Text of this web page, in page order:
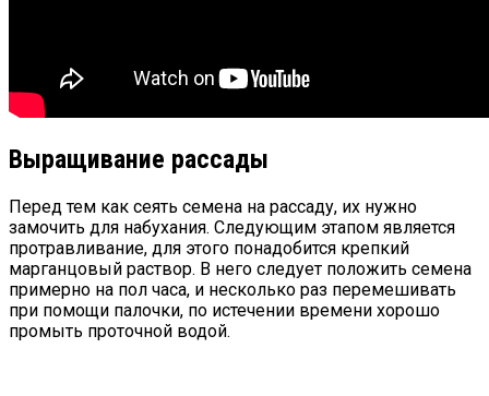
Выращивание рассады
Перед тем как сеять семена на рассаду, их нужно
замочить для набухания. Следующим этапом является
протравливание, для этого понадобится крепкий
марганцовый раствор. В него следует положить семена
примерно на пол часа, и несколько раз перемешивать
при помощи палочки, по истечении времени хорошо
промыть проточной водой.